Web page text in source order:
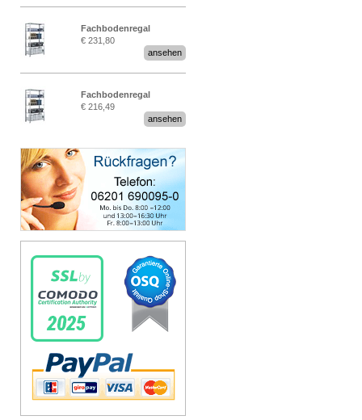
Fachbodenregal
Stecksystem MultiPlus
€ 231,80
ansehen
Fachbodenregal
Stecksystem MultiPlus
€ 216,49
ansehen